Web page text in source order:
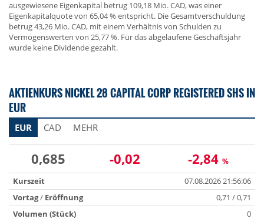
ausgewiesene Eigenkapital betrug 109,18 Mio. CAD, was einer
Eigenkapitalquote von 65,04 % entspricht. Die Gesamtverschuldung
betrug 43,26 Mio. CAD, mit einem Verhältnis von Schulden zu
Vermögenswerten von 25,77 %. Für das abgelaufene Geschäftsjahr
wurde keine Dividende gezahlt.
AKTIENKURS NICKEL 28 CAPITAL CORP REGISTERED SHS IN
EUR
EUR CAD MEHR
0,685 -0,02 -2,84 %
Kurszeit
07.08.2026 21:56:06
Vortag/ Eröffnung
0,71 / 0,71
Volumen (Stück)
0